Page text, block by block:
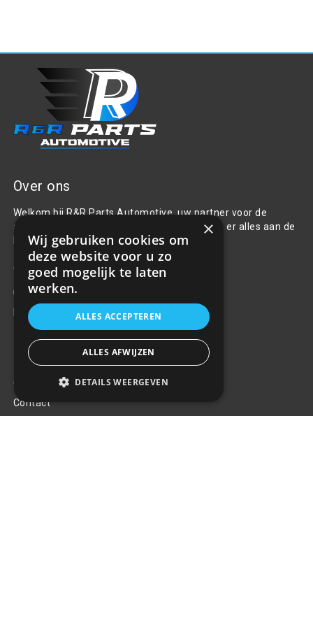
Over ons
Welkom bij R&R Parts Automotive, uw partner voor de
aanschaf van alle auto accessoires. Wij doen er alles aan de
beste selectie, service & prijs te bieden.
Contact
+31(0)85 486 83 17
info@rrparts.nl
Klantenservice
Over ons
Contact
×
Wij gebruiken cookies om
deze website voor u zo
goed mogelijk te laten
werken.
ALLES ACCEPTEREN
ALLES AFWIJZEN
DETAILS WEERGEVEN